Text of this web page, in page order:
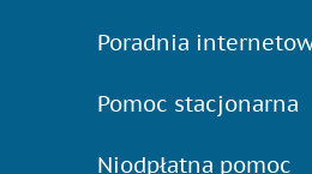
Poradnia
Pomoc stacjonarna
Niodpłatna pomoc